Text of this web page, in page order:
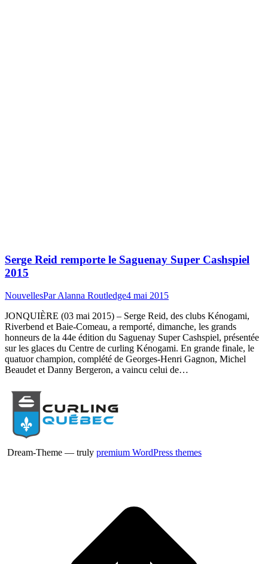
Serge Reid remporte le Saguenay Super Cashspiel
2015
NouvellesParAlanna Routledge4 mai 2015
JONQUIÈRE (03 mai 2015) – Serge Reid, des clubs Kénogami,
Riverbend et Baie-Comeau, a remporté, dimanche, les grands
honneurs de la 44e édition du Saguenay Super Cashspiel, présentée
sur les glaces du Centre de curling Kénogami. En grande finale, le
quatuor champion, complété de Georges-Henri Gagnon, Michel
Beaudet et Danny Bergeron, a vaincu celui de…
Dream-Theme — truly premium WordPress themes